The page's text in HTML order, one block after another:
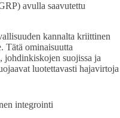
avulla saavutettu
kannalta kriittinen
Tätä ominaisuutta
johdinkiskojen suojissa ja
luotettavasti hajavirtoja
integrointi